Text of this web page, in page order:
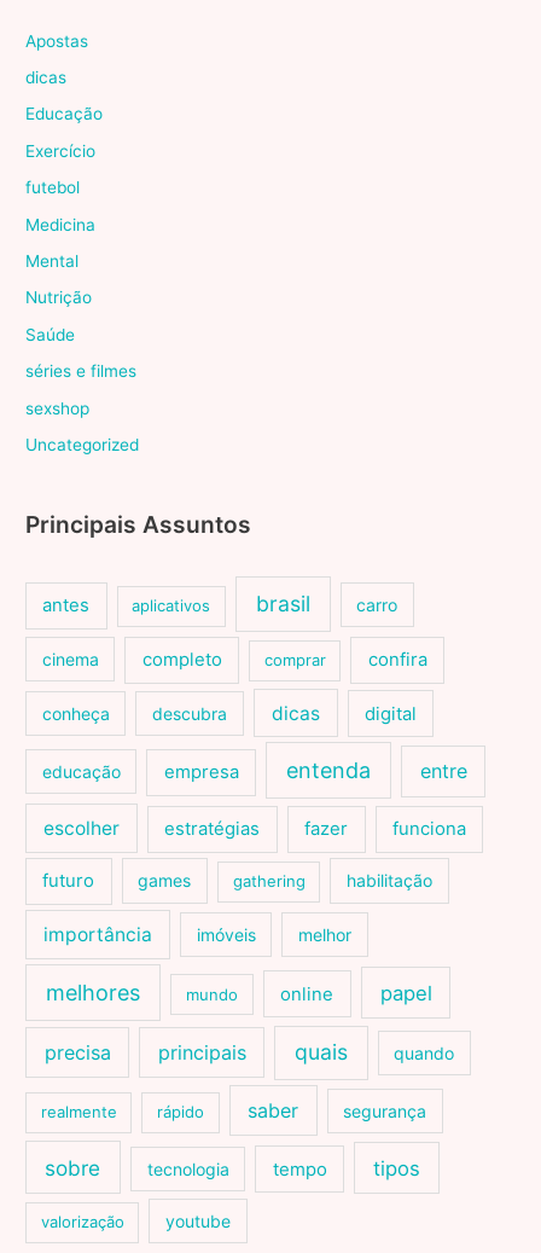
Apostas
dicas
Educação
Exercício
futebol
Medicina
Mental
Nutrição
Saúde
séries e filmes
sexshop
Uncategorized
Principais Assuntos
antes aplicativos brasil carro
cinema completo comprar confira
conheça descubra dicas digital
educação empresa entenda entre
escolher estratégias fazer funciona
futuro games gathering habilitação
importância imóveis melhor
melhores mundo online papel
precisa principais quais quando
realmente rápido saber segurança
sobre tecnologia tempo tipos
valorização youtube